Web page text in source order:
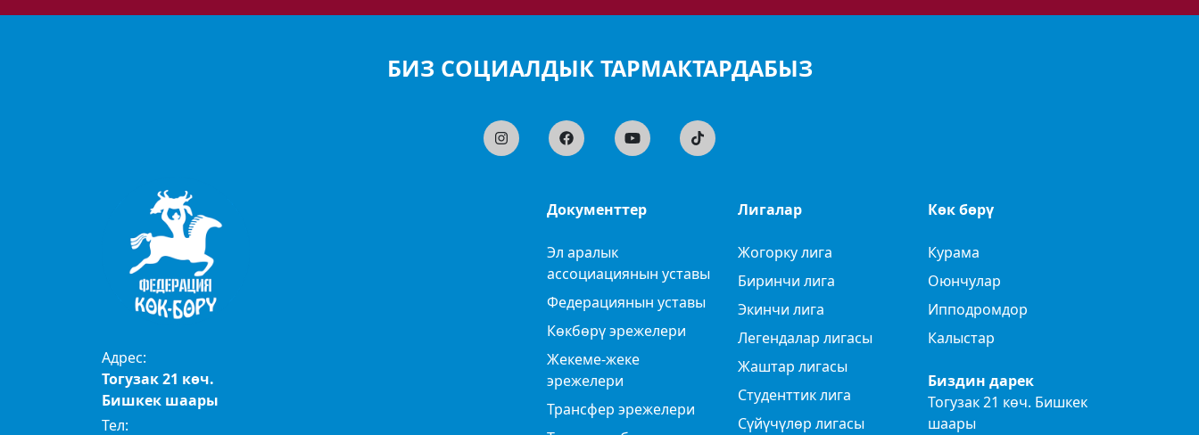
БИЗ СОЦИАЛДЫК ТАРМАКТАРДАБЫЗ
Адрес:
Тогузак 21 көч.
Бишкек шаары
Тел:
Документтер
Эл аралык
ассоциациянын уставы
Федерациянын уставы
Көкбөрү эрежелери
Жекеме-жеке
эрежелери
Трансфер эрежелери
Лигалар
Жогорку лига
Биринчи лига
Экинчи лига
Легендалар лигасы
Жаштар лигасы
Студенттик лига
Сүйүчүлөр лигасы
Көк бөрү
Курама
Оюнчулар
Ипподромдор
Калыстар
Биздин дарек
Тогузак 21 көч. Бишкек
шаары